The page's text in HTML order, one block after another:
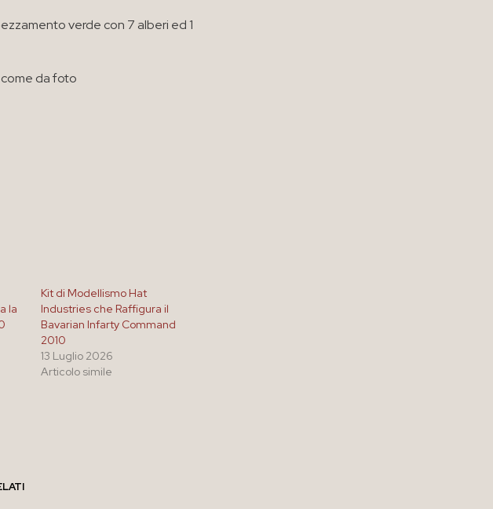
verde con 7 alberi ed 1
da foto
la
Kit di Modellismo Hat
Industries che Raffigura il
Bavarian Infarty Command
2010
13 Luglio 2026
Articolo simile